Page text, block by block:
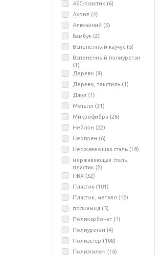
АБС-пластик (6)
Акрил (4)
Алюминий (6)
Бамбук (2)
Вспененный каучук (5)
Вспененный полиуретан
(1)
Дерево (8)
Дерево, текстиль (1)
Джут (1)
Металл (31)
Микрофибра (26)
Нейлон (22)
Неопрен (6)
Нержавеющая сталь (18)
нержавеющая сталь,
пластик (2)
ПВХ (32)
Пластик (101)
Пластик, металл (12)
полиамид (5)
Поликарбонат (1)
Полиуретан (4)
Полиэстер (108)
Полиэтилен (16)